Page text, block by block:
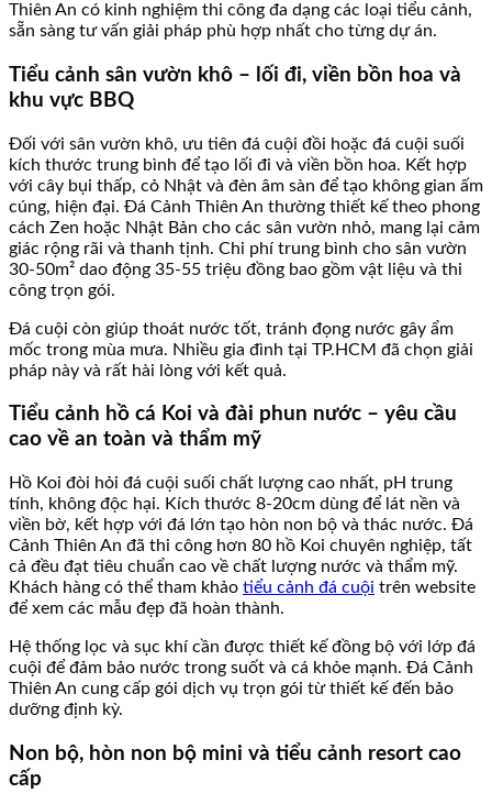
Thiên An có kinh nghiệm thi công đa dạng các loại tiểu cảnh,
sẵn sàng tư vấn giải pháp phù hợp nhất cho từng dự án.
Tiểu cảnh sân vườn khô – lối đi, viền bồn hoa và
khu vực BBQ
Đối với sân vườn khô, ưu tiên đá cuội đồi hoặc đá cuội suối
kích thước trung bình để tạo lối đi và viền bồn hoa. Kết hợp
với cây bụi thấp, cỏ Nhật và đèn âm sàn để tạo không gian ấm
cúng, hiện đại. Đá Cảnh Thiên An thường thiết kế theo phong
cách Zen hoặc Nhật Bản cho các sân vườn nhỏ, mang lại cảm
giác rộng rãi và thanh tịnh. Chi phí trung bình cho sân vườn
30-50m² dao động 35-55 triệu đồng bao gồm vật liệu và thi
công trọn gói.
Đá cuội còn giúp thoát nước tốt, tránh đọng nước gây ẩm
mốc trong mùa mưa. Nhiều gia đình tại TP.HCM đã chọn giải
pháp này và rất hài lòng với kết quả.
Tiểu cảnh hồ cá Koi và đài phun nước – yêu cầu
cao về an toàn và thẩm mỹ
Hồ Koi đòi hỏi đá cuội suối chất lượng cao nhất, pH trung
tính, không độc hại. Kích thước 8-20cm dùng để lát nền và
viền bờ, kết hợp với đá lớn tạo hòn non bộ và thác nước. Đá
Cảnh Thiên An đã thi công hơn 80 hồ Koi chuyên nghiệp, tất
cả đều đạt tiêu chuẩn cao về chất lượng nước và thẩm mỹ.
Khách hàng có thể tham khảo tiểu cảnh đá cuội trên website
để xem các mẫu đẹp đã hoàn thành.
Hệ thống lọc và sục khí cần được thiết kế đồng bộ với lớp đá
cuội để đảm bảo nước trong suốt và cá khỏe mạnh. Đá Cảnh
Thiên An cung cấp gói dịch vụ trọn gói từ thiết kế đến bảo
dưỡng định kỳ.
Non bộ, hòn non bộ mini và tiểu cảnh resort cao
cấp